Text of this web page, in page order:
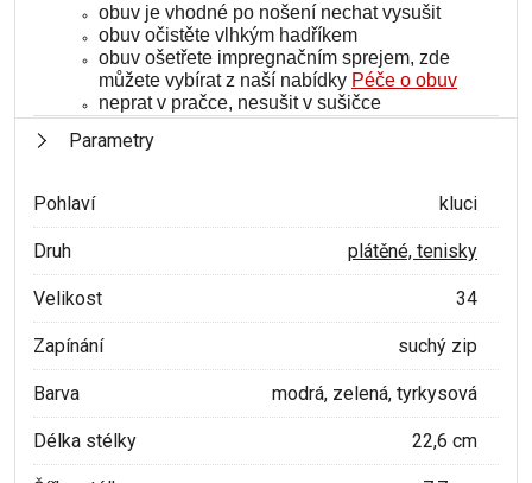
obuv je vhodné po nošení nechat vysušit
obuv očistěte vlhkým hadříkem
obuv ošetřete impregnačním sprejem, zde
můžete vybírat z naší nabídky Péče o obuv
neprat v pračce, nesušit v sušičce
Parametry
Pohlaví kluci
Druh plátěné, tenisky
Velikost 34
Zapínání suchý zip
Barva modrá, zelená, tyrkysová
Délka stélky 22,6 cm